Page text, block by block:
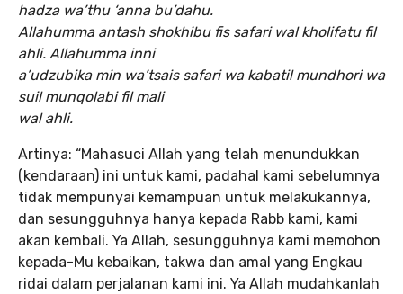
hadza wa’thu ‘anna bu’dahu.
Allahumma antash shokhibu fis safari wal kholifatu fil
ahli. Allahumma inni
a’udzubika min wa’tsais safari wa kabatil mundhori wa
suil munqolabi fil mali
wal ahli.
Artinya: “Mahasuci Allah yang telah menundukkan
(kendaraan) ini untuk kami, padahal kami sebelumnya
tidak mempunyai kemampuan untuk melakukannya,
dan sesungguhnya hanya kepada Rabb kami, kami
akan kembali. Ya Allah, sesungguhnya kami memohon
kepada-Mu kebaikan, takwa dan amal yang Engkau
ridai dalam perjalanan kami ini. Ya Allah mudahkanlah